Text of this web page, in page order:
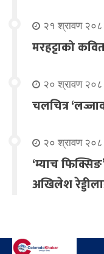
२१ श्रावण
मरहट्टाको
२० श्रावण
चलचित्र
२० श्रावण
‘म्याच
अखिलेश